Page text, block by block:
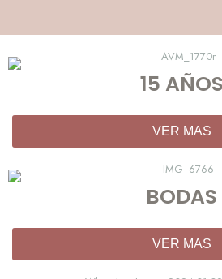
15 AÑOS
VER MAS
BODAS
VER MAS